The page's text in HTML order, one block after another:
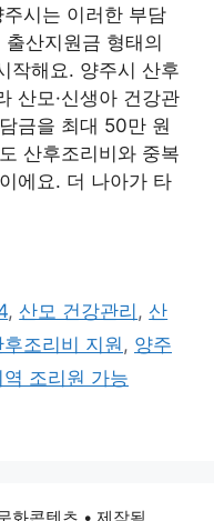
시는 이러한 부담
산지원금 형태의
작해요. 양주시 산후
산모·신생아 건강관
금을 최대 50만 원
산후조리비와 중복
에요. 더 나아가 타
,산모 건강관리 ,산
조리비 지원, 양주
역 조리원 가능